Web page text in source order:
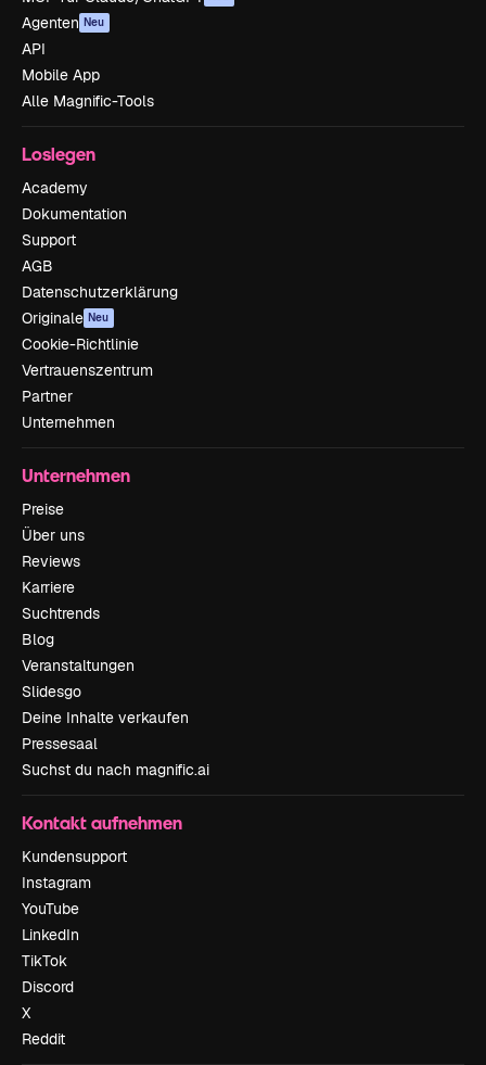
Agenten Neu
API
Mobile App
Alle Magnific-Tools
Loslegen
Academy
Dokumentation
Support
AGB
Datenschutzerklärung
Originale Neu
Cookie-Richtlinie
Vertrauenszentrum
Partner
Unternehmen
Unternehmen
Preise
Über uns
Reviews
Karriere
Suchtrends
Blog
Veranstaltungen
Slidesgo
Deine Inhalte verkaufen
Pressesaal
Suchst du nach magnific.ai
Kontakt aufnehmen
Kundensupport
Instagram
YouTube
LinkedIn
TikTok
Discord
X
Reddit